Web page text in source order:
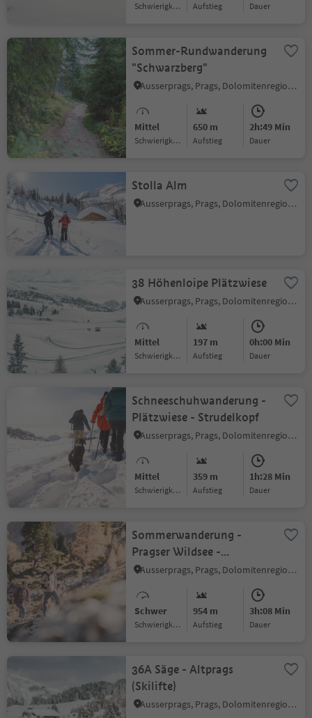
Schwierigkeitsgrad Aufstieg Dauer
Sommer-Rundwanderung
"Schwarzberg"
Ausserprags, Prags, Dolomitenregion 3 Zinnen
Mittel
Schwierigkeitsgrad
650 m
Aufstieg
2h:49 Min
Dauer
Stolla Alm
Ausserprags, Prags, Dolomitenregion 3 Zinnen
38 Höhenloipe Plätzwiese
Ausserprags, Prags, Dolomitenregion 3 Zinnen
Mittel
Schwierigkeitsgrad
197 m
Aufstieg
0h:00 Min
Dauer
Schneeschuhwanderung -
Plätzwiese - Strudelkopf
Ausserprags, Prags, Dolomitenregion 3 Zinnen
Mittel
Schwierigkeitsgrad
359 m
Aufstieg
1h:28 Min
Dauer
Sommerwanderung -
Pragser Wildsee -
Seekofelhütte
Ausserprags, Prags, Dolomitenregion 3 Zinnen
Schwer
Schwierigkeitsgrad
954 m
Aufstieg
3h:08 Min
Dauer
36A Säge - Altprags
(Skilifte)
Ausserprags, Prags, Dolomitenregion 3 Zinnen